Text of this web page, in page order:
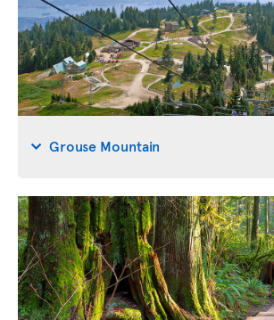
Grouse Mountain